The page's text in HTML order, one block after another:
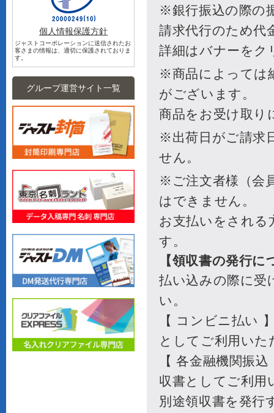
個人情報保護方針
ジャストコーポレーションに送信されたお
客さまの情報は、適切に保護されておりま
す。
グループ運営サイト一覧